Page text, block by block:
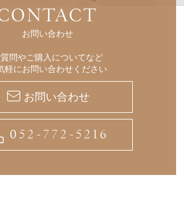
お問い合わせ
質問やご購入についてなど
軽にお問い合わせください
お問い合わせ
052-772-5216